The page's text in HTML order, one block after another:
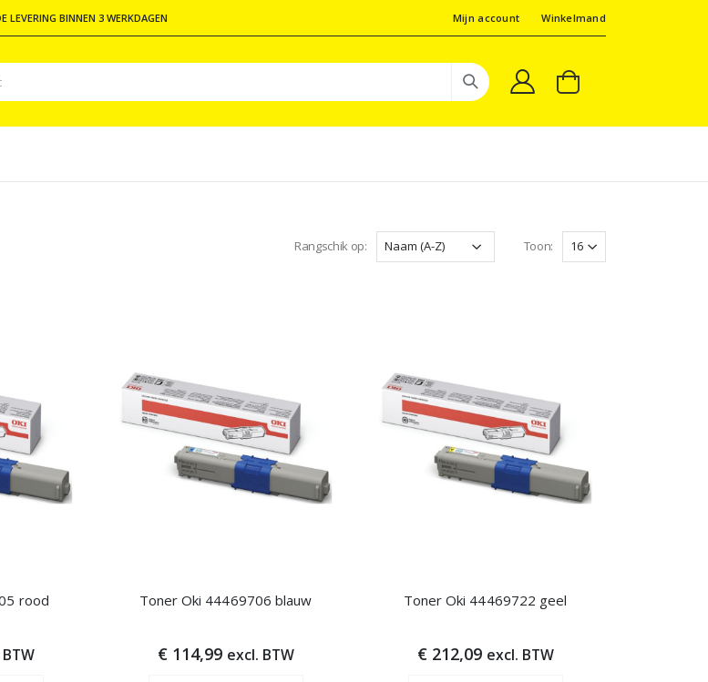
LEVERING BINNEN 3 WERKDAGEN Mijn account Winkelmand
Rangschik op: Toon:
rood Toner Oki 44469706 blauw
€ 114,99 excl. BTW
Toner Oki 44469722 geel
€ 212,09 excl. BTW